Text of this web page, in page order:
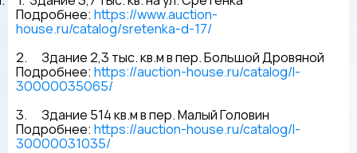
Подробнее: https://www.auction-
house.ru/catalog/sretenka-d-17/
2. Здание 2,3 тыс. кв.м в пер. Большой Дровяной
Подробнее: https://auction-house.ru/catalog/l-
30000035065/
3. Здание 514 кв.м в пер. Малый Головин
Подробнее: https://auction-house.ru/catalog/l-
30000031035/